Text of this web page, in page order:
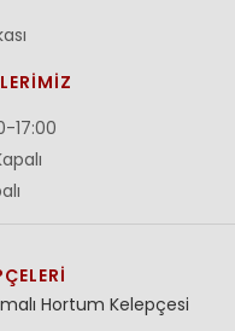
17:00
Hortum Kelepçesi